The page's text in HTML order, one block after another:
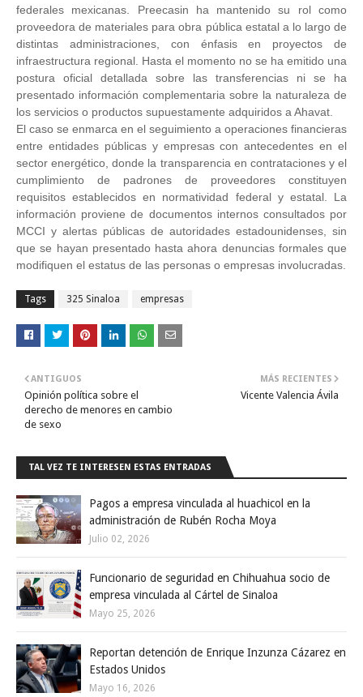
federales mexicanas. Preecasin ha mantenido su rol como
proveedora de materiales para obra pública estatal a lo largo de
distintas administraciones, con énfasis en proyectos de
infraestructura regional. Hasta el momento no se ha emitido una
postura oficial detallada sobre las transferencias ni se ha
presentado información complementaria sobre la naturaleza de
los servicios o productos supuestamente adquiridos a Ahavat.
El caso se enmarca en el seguimiento a operaciones financieras
entre entidades públicas y empresas con antecedentes en el
sector energético, donde la transparencia en contrataciones y el
cumplimiento de padrones de proveedores constituyen
requisitos establecidos en normatividad federal y estatal. La
información proviene de documentos internos consultados por
MCCI y alertas públicas de autoridades estadounidenses, sin
que se hayan presentado hasta ahora denuncias formales que
modifiquen el estatus de las personas o empresas involucradas.
Tags 325 Sinaloa empresas
MÁS RECIENTES
Vicente Valencia Ávila
ANTIGUOS
Opinión política sobre el
derecho de menores en cambio
de sexo
TAL VEZ TE INTERESEN ESTAS ENTRADAS
Pagos a empresa vinculada al huachicol en la
administración de Rubén Rocha Moya
Julio 02, 2026
Funcionario de seguridad en Chihuahua socio de
empresa vinculada al Cártel de Sinaloa
Mayo 25, 2026
Reportan detención de Enrique Inzunza Cázarez en
Estados Unidos
Mayo 16, 2026